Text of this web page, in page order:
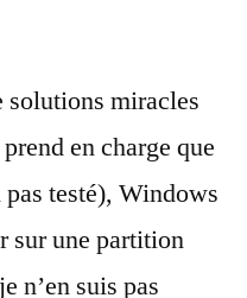
solutions miracles
en charge que
pas testé), Windows
sur une partition
n’en suis pas